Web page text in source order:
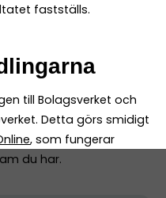
fastställs.
till Bolagsverket och
Detta görs smidigt
, som fungerar
du har.